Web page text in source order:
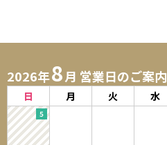
2026年8月 営業日のご案内
日 月 火 水